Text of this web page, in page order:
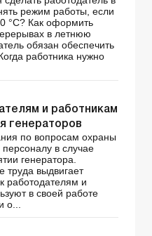
режим работы, если
°C? Как оформить
в летнюю
обязан обеспечить
работника нужно
и работникам
генераторов
по вопросам охраны
в случае
генератора.
труда выдвигает
работодателям и
в своей работе
о...